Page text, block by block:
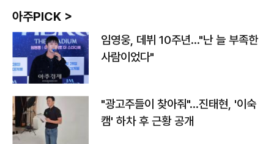
아주PICK >
임영웅, 데뷔 10주년…"난 늘 부족한
사람이었다"
"광고주들이 찾아줘"…진태현, '이숙
캠' 하차 후 근황 공개